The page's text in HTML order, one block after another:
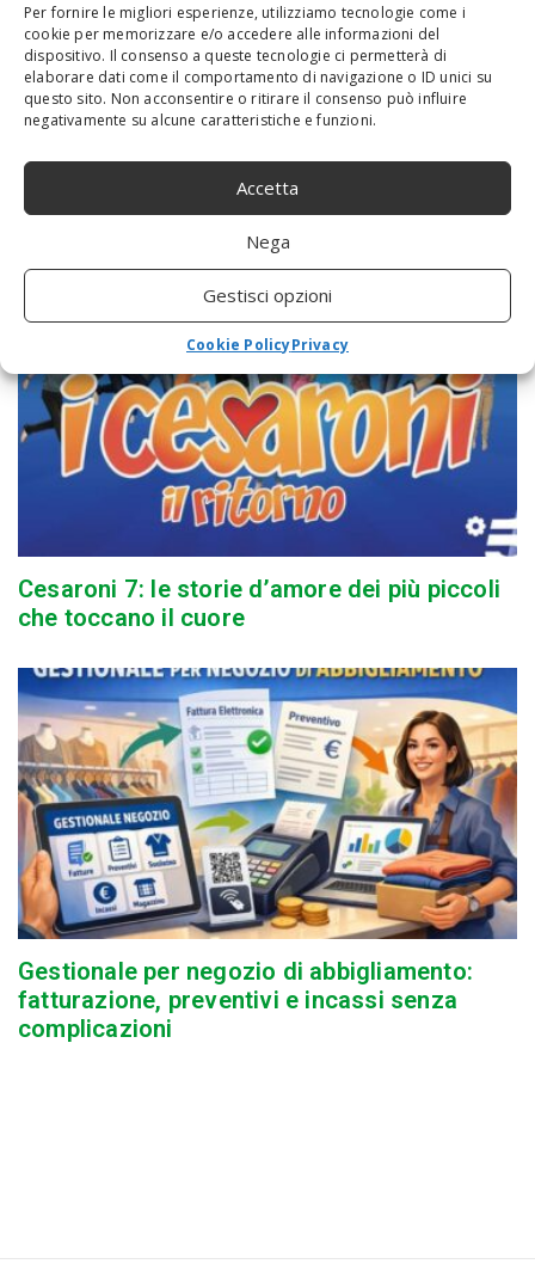
Per fornire le migliori esperienze, utilizziamo tecnologie come i
cookie per memorizzare e/o accedere alle informazioni del
dispositivo. Il consenso a queste tecnologie ci permetterà di
elaborare dati come il comportamento di navigazione o ID unici su
questo sito. Non acconsentire o ritirare il consenso può influire
negativamente su alcune caratteristiche e funzioni.
Accetta
Nega
Gestisci opzioni
Cookie PolicyPrivacy
Come avere aria pulita in casa: soluzioni
efficaci contro muffe, allergeni e
inquinamento domestico
Cesaroni 7: le storie d’amore dei più piccoli
che toccano il cuore
Gestionale per negozio di abbigliamento:
fatturazione, preventivi e incassi senza
complicazioni